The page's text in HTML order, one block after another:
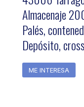
Almacenaje
Palés,
Depósito,
ME INTERESA